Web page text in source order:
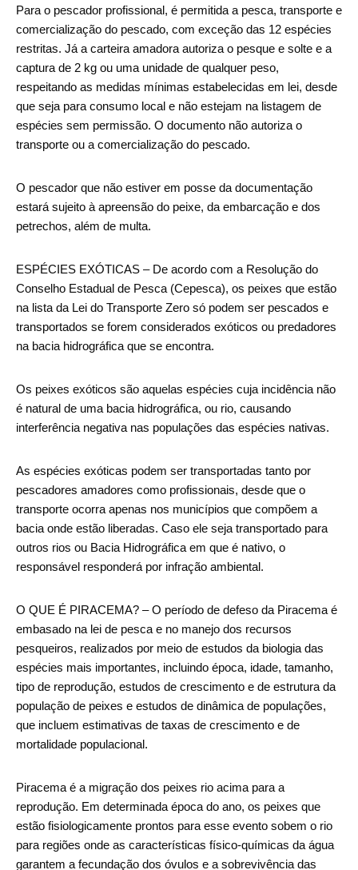
Para o pescador profissional, é permitida a pesca, transporte e
comercialização do pescado, com exceção das 12 espécies
restritas. Já a carteira amadora autoriza o pesque e solte e a
captura de 2 kg ou uma unidade de qualquer peso,
respeitando as medidas mínimas estabelecidas em lei, desde
que seja para consumo local e não estejam na listagem de
espécies sem permissão. O documento não autoriza o
transporte ou a comercialização do pescado.
O pescador que não estiver em posse da documentação
estará sujeito à apreensão do peixe, da embarcação e dos
petrechos, além de multa.
ESPÉCIES EXÓTICAS – De acordo com a Resolução do
Conselho Estadual de Pesca (Cepesca), os peixes que estão
na lista da Lei do Transporte Zero só podem ser pescados e
transportados se forem considerados exóticos ou predadores
na bacia hidrográfica que se encontra.
Os peixes exóticos são aquelas espécies cuja incidência não
é natural de uma bacia hidrográfica, ou rio, causando
interferência negativa nas populações das espécies nativas.
As espécies exóticas podem ser transportadas tanto por
pescadores amadores como profissionais, desde que o
transporte ocorra apenas nos municípios que compõem a
bacia onde estão liberadas. Caso ele seja transportado para
outros rios ou Bacia Hidrográfica em que é nativo, o
responsável responderá por infração ambiental.
O QUE É PIRACEMA? – O período de defeso da Piracema é
embasado na lei de pesca e no manejo dos recursos
pesqueiros, realizados por meio de estudos da biologia das
espécies mais importantes, incluindo época, idade, tamanho,
tipo de reprodução, estudos de crescimento e de estrutura da
população de peixes e estudos de dinâmica de populações,
que incluem estimativas de taxas de crescimento e de
mortalidade populacional.
Piracema é a migração dos peixes rio acima para a
reprodução. Em determinada época do ano, os peixes que
estão fisiologicamente prontos para esse evento sobem o rio
para regiões onde as características físico-químicas da água
garantem a fecundação dos óvulos e a sobrevivência das